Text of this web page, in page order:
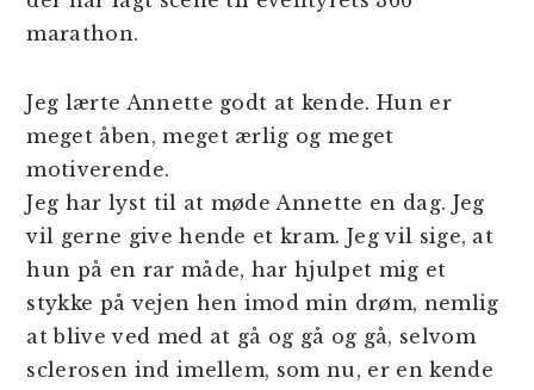
marathon.
Jeg lærte Annette godt at kende. Hun er
meget åben, meget ærlig og meget
motiverende.
Jeg har lyst til at møde Annette en dag. Jeg
vil gerne give hende et kram. Jeg vil sige, at
hun på en rar måde, har hjulpet mig et
stykke på vejen hen imod min drøm, nemlig
at blive ved med at gå og gå og gå, selvom
sclerosen ind imellem, som nu, er en kende